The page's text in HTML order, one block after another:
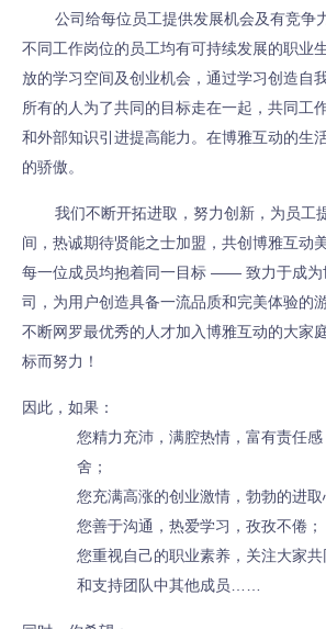
公司给每位员工提供发展机会及有竞争
不同工作岗位的员工均有可持续发展的职业
放的学习空间及创业机会，通过学习创造自
所有的人为了共同的目标走在一起，共同工
和外部知识引进提高能力。在博雅互动的生
的骄傲。
我们不断开拓进取，努力创新，为员工
间，热诚期待贤能之士加盟，共创博雅互动
每一位成员均抱着同一目标 —— 致力于成为
司，为用户创造具备一流品质和完美体验的
不断网罗最优秀的人才加入博雅互动的大家
标而努力！
因此，如果：
您精力充沛，满腔热情，富有责任
舍；
您充满高涨的创业激情，勃勃的进取
您善于沟通，热爱学习，孜孜不倦；
您重视自己的职业素养，关注大家
和支持团队中其他成员……